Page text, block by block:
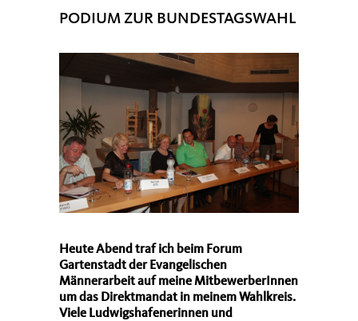
PODIUM ZUR BUNDESTAGSWAHL
Heute Abend traf ich beim Forum
Gartenstadt der Evangelischen
Männerarbeit auf meine MitbewerberInnen
um das Direktmandat in meinem Wahlkreis.
Viele Ludwigshafenerinnen und